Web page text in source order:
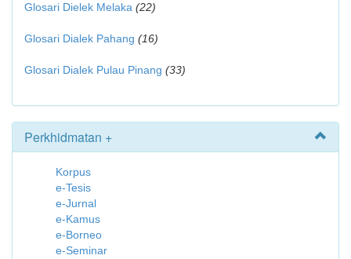
Glosari Dielek Melaka (22)
Glosari Dialek Pahang (16)
Glosari Dialek Pulau Pinang (33)
Perkhidmatan +
Korpus
e-Tesis
e-Jurnal
e-Kamus
e-Borneo
e-Seminar